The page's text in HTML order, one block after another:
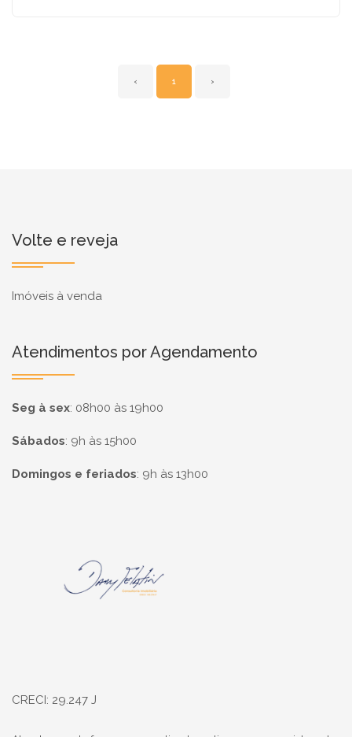
‹ 1 ›
Volte e reveja
Imóveis à venda
Atendimentos por Agendamento
Seg à sex: 08h00 às 19h00
Sábados: 9h às 15h00
Domingos e feriados: 9h às 13h00
CRECI: 29.247 J